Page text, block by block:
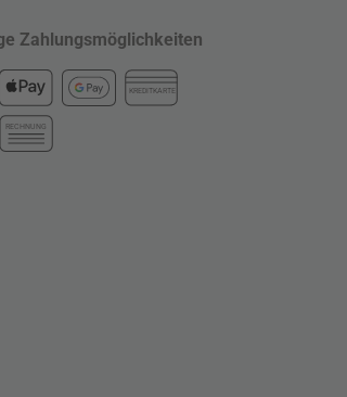
Zahlungsmöglichkeiten
KREDITKARTE
RECHNUNG